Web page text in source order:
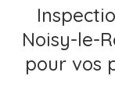
Noisy-le-
pour vos